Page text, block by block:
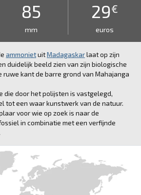
85
mm
29€
euros
ammonietuitMadagaskarlaat op zijn
duidelijk beeld zien van zijn biologische
ruwe kant de barre grond van Mahajanga
die door het polijsten is vastgelegd,
tot een waar kunstwerk van de natuur.
voor wie op zoek is naar de
in combinatie met een verfijnde